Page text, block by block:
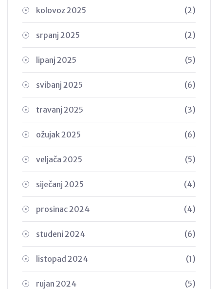
kolovoz 2025 (2)
srpanj 2025 (2)
lipanj 2025 (5)
svibanj 2025 (6)
travanj 2025 (3)
ožujak 2025 (6)
veljača 2025 (5)
siječanj 2025 (4)
prosinac 2024 (4)
studeni 2024 (6)
listopad 2024 (1)
rujan 2024 (5)